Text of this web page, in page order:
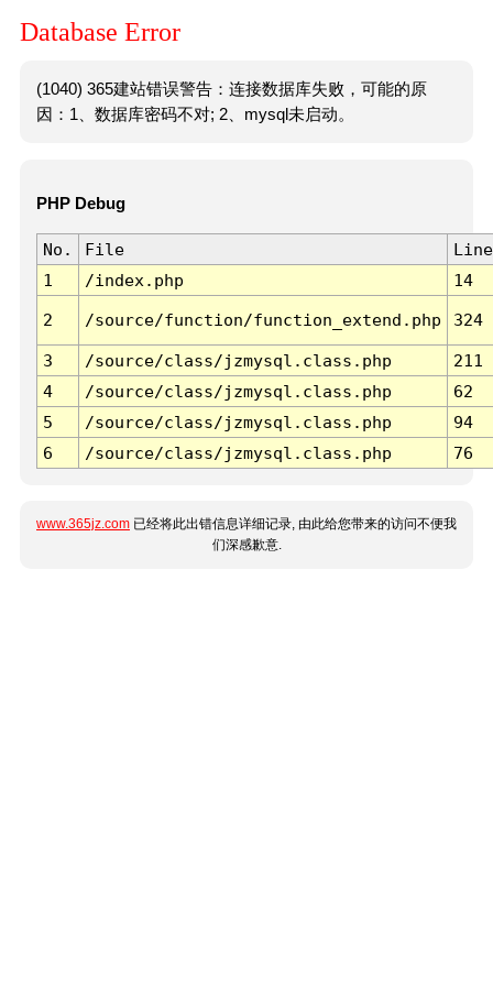
Database Error
(1040) 365建站错误警告：连接数据库失败，可能的原
因：1、数据库密码不对; 2、mysql未启动。
PHP Debug
No. File
Line
1
/index.php 14
2 /source/function/function_extend.php 324
3 /source/class/jzmysql.class.php
211
4
/source/class/jzmysql.class.php
62
5
/source/class/jzmysql.class.php
94
6
/source/class/jzmysql.class.php 76
www.365jz.com 已经将此出错信息详细记录, 由此给您带来的访问不便我
们深感歉意.